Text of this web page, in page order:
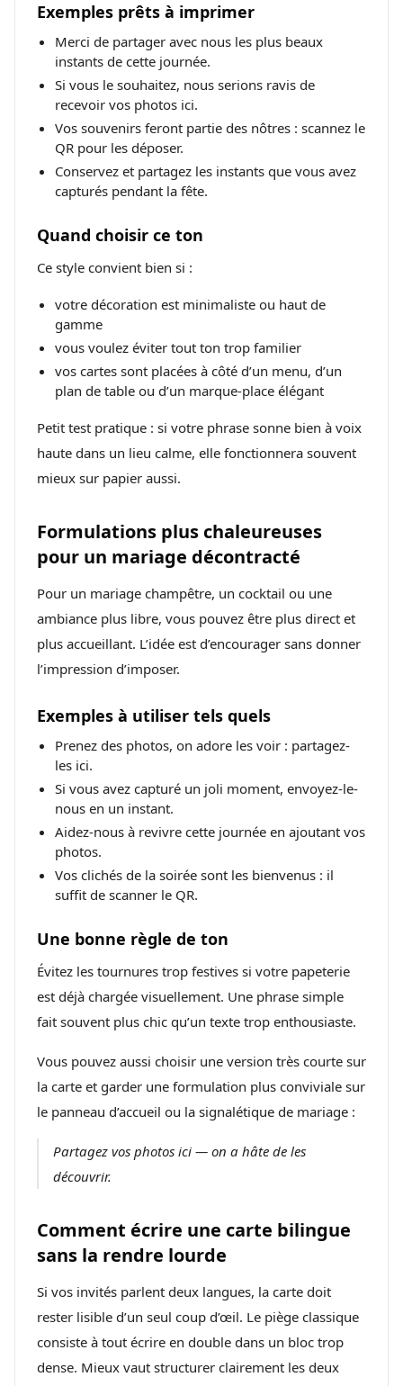
Exemples prêts à imprimer
Merci de partager avec nous les plus beaux
instants de cette journée.
Si vous le souhaitez, nous serions ravis de
recevoir vos photos ici.
Vos souvenirs feront partie des nôtres : scannez le
QR pour les déposer.
Conservez et partagez les instants que vous avez
capturés pendant la fête.
Quand choisir ce ton
Ce style convient bien si :
votre décoration est minimaliste ou haut de
gamme
vous voulez éviter tout ton trop familier
vos cartes sont placées à côté d’un menu, d’un
plan de table ou d’un marque-place élégant
Petit test pratique : si votre phrase sonne bien à voix
haute dans un lieu calme, elle fonctionnera souvent
mieux sur papier aussi.
Formulations plus chaleureuses
pour un mariage décontracté
Pour un mariage champêtre, un cocktail ou une
ambiance plus libre, vous pouvez être plus direct et
plus accueillant. L’idée est d’encourager sans donner
l’impression d’imposer.
Exemples à utiliser tels quels
Prenez des photos, on adore les voir : partagez-
les ici.
Si vous avez capturé un joli moment, envoyez-le-
nous en un instant.
Aidez-nous à revivre cette journée en ajoutant vos
photos.
Vos clichés de la soirée sont les bienvenus : il
suffit de scanner le QR.
Une bonne règle de ton
Évitez les tournures trop festives si votre papeterie
est déjà chargée visuellement. Une phrase simple
fait souvent plus chic qu’un texte trop enthousiaste.
Vous pouvez aussi choisir une version très courte sur
la carte et garder une formulation plus conviviale sur
le panneau d’accueil ou la signalétique de mariage :
Partagez vos photos ici — on a hâte de les
découvrir.
Comment écrire une carte bilingue
sans la rendre lourde
Si vos invités parlent deux langues, la carte doit
rester lisible d’un seul coup d’œil. Le piège classique
consiste à tout écrire en double dans un bloc trop
dense. Mieux vaut structurer clairement les deux